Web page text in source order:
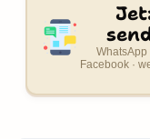
WhatsApp
Facebook ·